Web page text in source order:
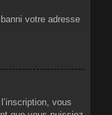
votre adresse
vous